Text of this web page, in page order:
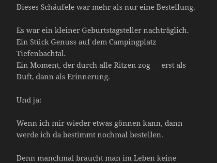
Dieses Schäufele war mehr als nur eine Bestellung.
Es war ein kleiner Geburtstagsteller nachträglich.
Ein Stück Genuss auf dem Campingplatz
Tiefenbachtal.
Ein Moment, der durch alle Ritzen zog — erst als
Duft, dann als Erinnerung.
Und ja:
Wenn ich mir wieder etwas gönnen kann, dann
werde ich da bestimmt nochmal bestellen.
Denn manchmal braucht man im Leben keine